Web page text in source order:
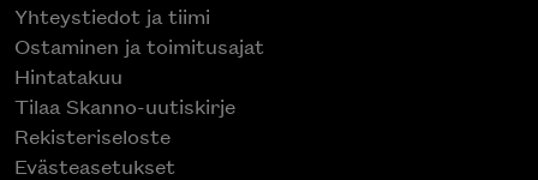
Yhteystiedot ja tiimi
Ostaminen ja toimitusajat
Hintatakuu
Tilaa Skanno-uutiskirje
Rekisteriseloste
Evästeasetukset